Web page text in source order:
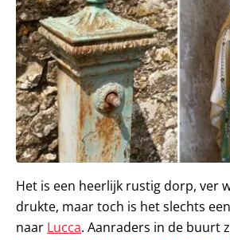
Het is een heerlijk rustig dorp, ver
drukte, maar toch is het slechts
naar Lucca. Aanraders in de buurt